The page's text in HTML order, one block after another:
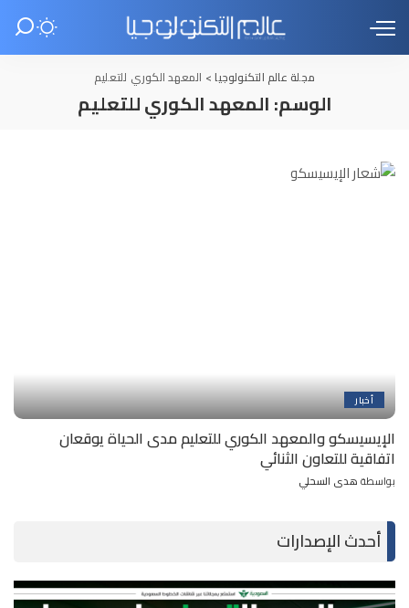
مجلة عالم التكنولوجيا> المعهد الكوري للتعليم
الوسم:المعهد الكوري للتعليم
أخبار
الإيسيسكو والمعهد الكوري للتعليم مدى الحياة يوقعان
اتفاقية للتعاون الثنائي
Posted
بواسطة هدى السحلي
أحدث الإصدارات